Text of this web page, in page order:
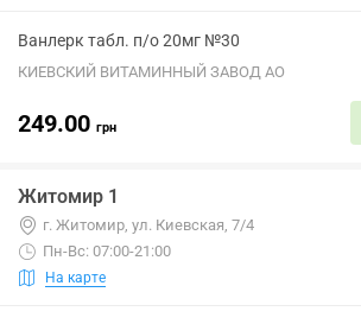
Ванлерк табл. п/о 20мг №30
КИЕВСКИЙ ВИТАМИННЫЙ ЗАВОД АО
249.00 грн
Житомир 1
г. Житомир, ул. Киевская, 7/4
Пн-Вс: 07:00-21:00
На карте